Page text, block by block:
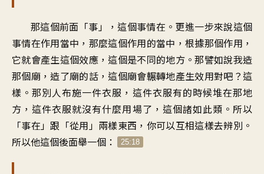
那這個前面「事」，這個事情在。更進一步來說這個
事情在作用當中，那麼這個作用的當中，根據那個作用，
它就會產生這個效應，這個是不同的地方。那譬如說我造
那個廟，造了廟的話，這個廟會輾轉地產生效用對吧？這
樣。那別人布施一件衣服，這件衣服有的時候堆在那地
方，這件衣服就沒有什麼用場了，這個諸如此類。所以
「事在」跟「從用」兩樣東西，你可以互相這樣去辨別。
所以他這個後面舉一個：
25:18